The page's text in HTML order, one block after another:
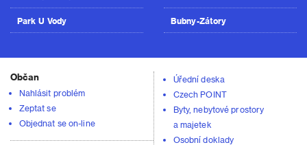
Park U Vody Bubny-Zátory
Občan
Nahlásit problém
Zeptat se
Objednat se on-line
Úřední deska
Czech POINT
Byty, nebytové prostory
a majetek
Osobní doklady